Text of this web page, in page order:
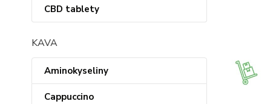
CBD tablety
KAVA
Aminokyseliny
Cappuccino